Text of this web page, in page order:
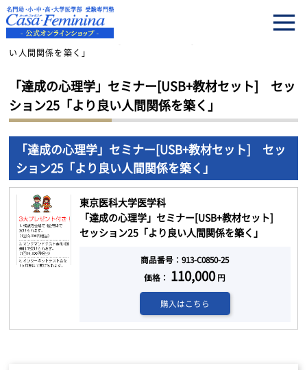
HOME
「達成の心理学」セミナー[USB+教材セット] セッション25「より良
い人間関係を築く」
「達成の心理学」セミナー[USB+教材セット] セッ
ション25「より良い人間関係を築く」
「達成の心理学」セミナー[USB+教材セット] セッ
ション25「より良い人間関係を築く」
東京医科大学医学科
「達成の心理学」セミナー[USB+教材セット]
セッション25「より良い人間関係を築く」
商品番号：913-C0850-25
価格： 110,000円
購入はこちら